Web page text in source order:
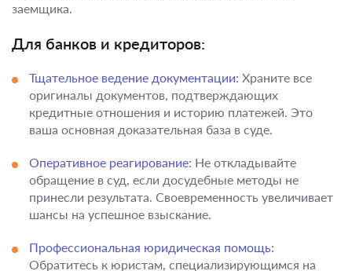
заемщика.
Для банков и кредиторов:
Тщательное ведение документации: Храните все
оригиналы документов, подтверждающих
кредитные отношения и историю платежей. Это
ваша основная доказательная база в суде.
Оперативное реагирование: Не откладывайте
обращение в суд, если досудебные методы не
принесли результата. Своевременность увеличивает
шансы на успешное взыскание.
Профессиональная юридическая помощь:
Обратитесь к юристам, специализирующимся на